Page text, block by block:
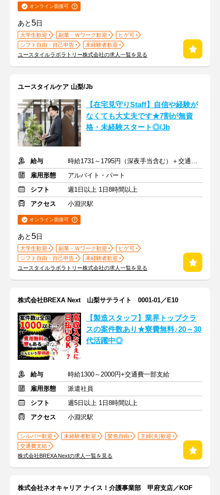
オンライン面接可
あと 5日
大学生歓迎 副業・Ｗワーク歓迎
ヒゲ可
シフト自由・自己申告
未経験者歓迎
ユースタイルラボラトリー株式会社の求人一覧を見る
ユースタイルケア 山梨/Jb
【在宅見守りStaff】自信や経験が
なくても大丈夫です★7割が無資
格・未経験スタート◎/Jb
給与
時給1731～1795円（深夜手当含む）＋交通費支給
雇用形態
アルバイト・パート
シフト
週1日以上 1日8時間以上
アクセス
小淵沢駅
オンライン面接可
あと 5日
大学生歓迎 副業・Ｗワーク歓迎
ヒゲ可
シフト自由・自己申告
未経験者歓迎
ユースタイルラボラトリー株式会社の求人一覧を見る
株式会社BREXA Next 山梨サテライト 0001-01／E10
【製造スタッフ】業界トップクラ
スの案件数あり★寮費無料♪20～30
代活躍中◎
給与
時給1300～2000円+交通費一部支給
雇用形態
派遣社員
シフト
週5日以上 1日8時間以上
アクセス
小淵沢駅
シルバー歓迎 未経験者歓迎 髪色自由
主婦(夫)歓迎
交通費支給
株式会社BREXA Nextの求人一覧を見る
株式会社ネオキャリア ナイス！介護事業部 甲府支店／KOF